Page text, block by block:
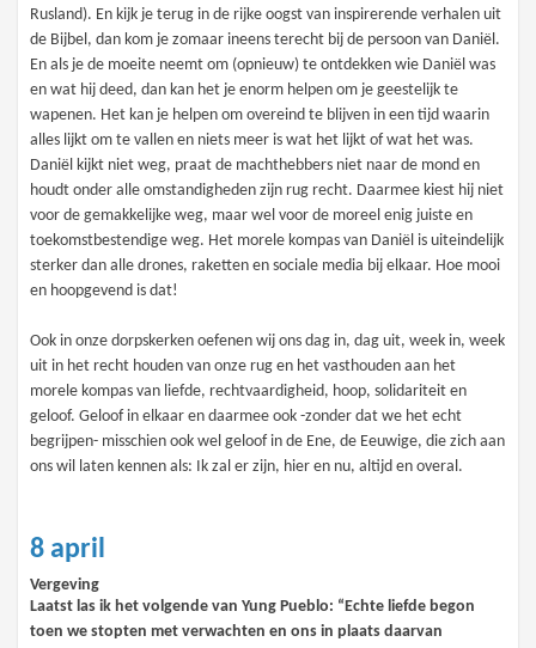
Rusland). En kijk je terug in de rijke oogst van inspirerende verhalen uit
de Bijbel, dan kom je zomaar ineens terecht bij de persoon van Daniël.
En als je de moeite neemt om (opnieuw) te ontdekken wie Daniël was
en wat hij deed, dan kan het je enorm helpen om je geestelijk te
wapenen. Het kan je helpen om overeind te blijven in een tijd waarin
alles lijkt om te vallen en niets meer is wat het lijkt of wat het was.
Daniël kijkt niet weg, praat de machthebbers niet naar de mond en
houdt onder alle omstandigheden zijn rug recht. Daarmee kiest hij niet
voor de gemakkelijke weg, maar wel voor de moreel enig juiste en
toekomstbestendige weg. Het morele kompas van Daniël is uiteindelijk
sterker dan alle drones, raketten en sociale media bij elkaar. Hoe mooi
en hoopgevend is dat!
Ook in onze dorpskerken oefenen wij ons dag in, dag uit, week in, week
uit in het recht houden van onze rug en het vasthouden aan het
morele kompas van liefde, rechtvaardigheid, hoop, solidariteit en
geloof. Geloof in elkaar en daarmee ook -zonder dat we het echt
begrijpen- misschien ook wel geloof in de Ene, de Eeuwige, die zich aan
ons wil laten kennen als: Ik zal er zijn, hier en nu, altijd en overal.
8 april
Vergeving
Laatst las ik het volgende van Yung Pueblo: “Echte liefde begon
toen we stopten met verwachten en ons in plaats daarvan